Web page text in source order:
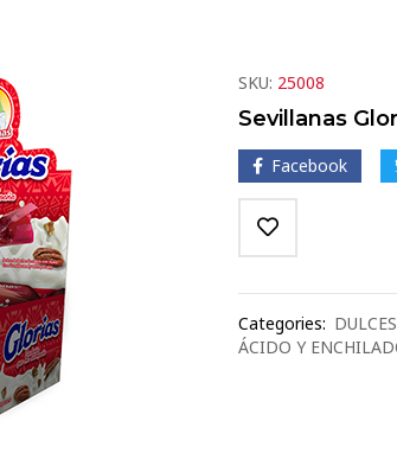
SKU: 25008
Sevillanas
Facebook
Categories: DULCES
ÁCIDO Y